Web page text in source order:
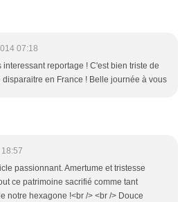
07:18
interessant reportage ! C'est bien triste de
disparaitre en France ! Belle journée à vous
passionnant. Amertume et tristesse
ce patrimoine sacrifié comme tant
notre hexagone !<br /> <br /> Douce